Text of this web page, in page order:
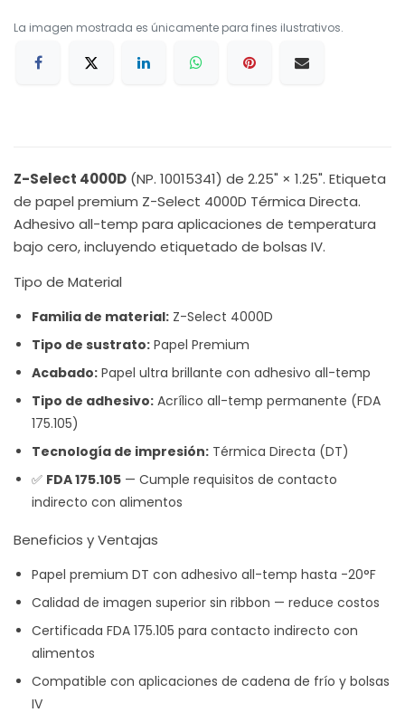
La imagen mostrada es únicamente para fines ilustrativos.
Z-Select 4000D (NP. 10015341) de 2.25" × 1.25". Etiqueta
de papel premium Z-Select 4000D Térmica Directa.
Adhesivo all-temp para aplicaciones de temperatura
bajo cero, incluyendo etiquetado de bolsas IV.
Tipo de Material
Familia de material: Z-Select 4000D
Tipo de sustrato: Papel Premium
Acabado: Papel ultra brillante con adhesivo all-temp
Tipo de adhesivo: Acrílico all-temp permanente (FDA
175.105)
Tecnología de impresión: Térmica Directa (DT)
✅ FDA 175.105 — Cumple requisitos de contacto
indirecto con alimentos
Beneficios y Ventajas
Papel premium DT con adhesivo all-temp hasta -20°F
Calidad de imagen superior sin ribbon — reduce costos
Certificada FDA 175.105 para contacto indirecto con
alimentos
Compatible con aplicaciones de cadena de frío y bolsas
IV